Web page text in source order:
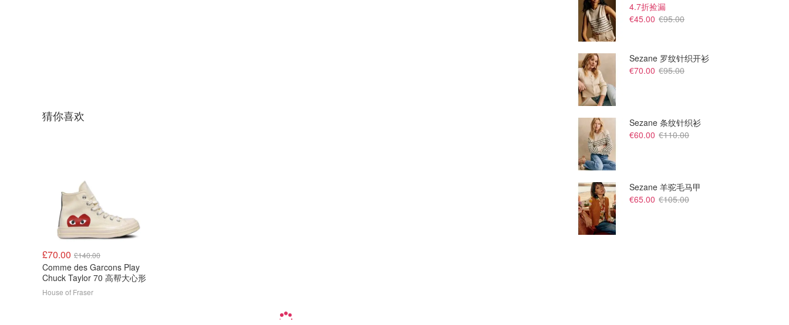
猜你喜欢
£70.00 £140.00
Comme des Garcons Play
Chuck Taylor 70 高帮大心形
House of Fraser
4.7折捡漏
€45.00 €95.00
Sezane 罗纹针织开衫
€70.00 €95.00
Sezane 条纹针织衫
€60.00 €110.00
Sezane 羊驼毛马甲
€65.00 €105.00